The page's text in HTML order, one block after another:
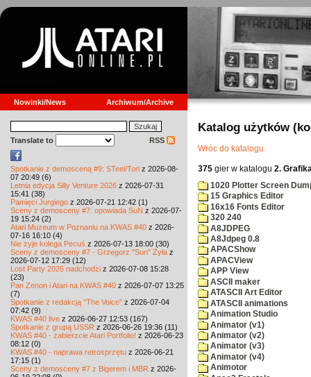
Nowinki/News Archiwum/Archive
Translate to RSS
Spotkanie z demosceną #9: STeel/Tori z 2026-08-
07 20:49 (6)
Letnia edycja Silly Venture 2026 z 2026-07-31
15:41 (38)
Pamięci Jurgiego z 2026-07-21 12:42 (1)
Sceny z demosceny #7: opowiada SuN z 2026-07-
19 15:24 (2)
Atari Muzeum w Poznaniu na KWAS #40 z 2026-
07-16 16:10 (4)
Nie żyje kolega Pecuś z 2026-07-13 18:00 (30)
Sceny z demosceny #7 - Grzegorz "Sun" Żyła z
2026-07-12 17:29 (12)
Lost Party 2026 nadchodzi z 2026-07-08 15:28
(23)
Pan Zenon i Atari na KWAS #40 z 2026-07-07 13:25
(7)
Spotkanie z redakcją "The Voice" z 2026-07-04
07:42 (9)
KWAS #40 live z 2026-06-27 12:53 (167)
Spotkanie z grupą USSR z 2026-06-26 19:36 (11)
KWAS #40 - zabierzcie Atari Portfolio! z 2026-06-23
08:12 (0)
KWAS #40 - naprawa retrosprzętu z 2026-06-21
17:15 (1)
Sceny z demosceny #7 z Bigerem i MBR z 2026-
Katalog użytków
Wróc do katalogu
375 gier w katalogu 2.
1020 Plotter Screen
15 Graphics Editor
16x16 Fonts Editor
320 240
A8JDPEG
A8Jdpeg 0.8
APACShow
APACView
APP View
ASCII maker
ATASCII Art Editor
ATASCII animations
Animation Studio
Animator (v1)
Animator (v2)
Animator (v3)
Animator (v4)
Animotor